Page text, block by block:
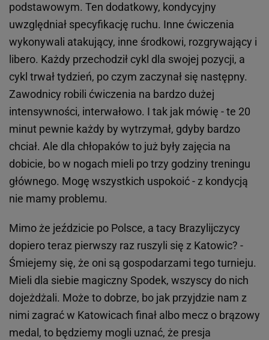
podstawowym. Ten dodatkowy, kondycyjny
uwzględniał specyfikację ruchu. Inne ćwiczenia
wykonywali atakujący, inne środkowi, rozgrywający i
libero. Każdy przechodził cykl dla swojej pozycji, a
cykl trwał tydzień, po czym zaczynał się następny.
Zawodnicy robili ćwiczenia na bardzo dużej
intensywności, interwałowo. I tak jak mówię - te 20
minut pewnie każdy by wytrzymał, gdyby bardzo
chciał. Ale dla chłopaków to już były zajęcia na
dobicie, bo w nogach mieli po trzy godziny treningu
głównego. Mogę wszystkich uspokoić - z kondycją
nie mamy problemu.
Mimo że jeździcie po Polsce, a tacy Brazylijczycy
dopiero teraz pierwszy raz ruszyli się z Katowic? -
Śmiejemy się, że oni są gospodarzami tego turnieju.
Mieli dla siebie magiczny Spodek, wszyscy do nich
dojeżdżali. Może to dobrze, bo jak przyjdzie nam z
nimi zagrać w Katowicach finał albo mecz o brązowy
medal, to będziemy mogli uznać, że presja